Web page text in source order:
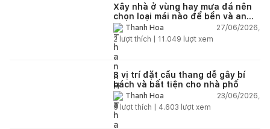
Xây nhà ở vùng hay mưa đá nên
chọn loại mái nào để bền và an
toàn?Thanh Hoa
27/06/2026,
2 lượt thích | 11.049 lượt xem
3 vị trí đặt cầu thang dễ gây bí
bách và bất tiện cho nhà phố
Thanh Hoa
23/06/2026,
5 lượt thích | 4.603 lượt xem